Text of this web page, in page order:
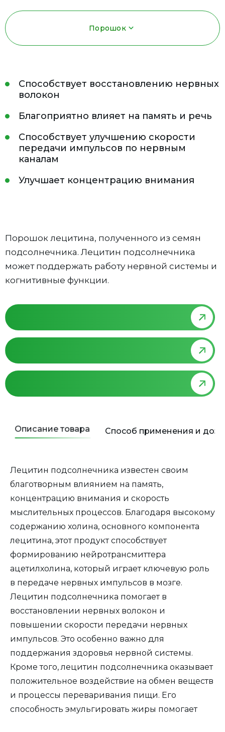
Порошок
Порошок лецитина, полученного из семян
подсолнечника. Лецитин подсолнечника
может поддержать работу нервной системы и
когнитивные функции.
Способствует восстановлению нервных
волокон
Благоприятно влияет на память и речь
Способствует улучшению скорости
передачи импульсов по нервным
каналам
Улучшает концентрацию внимания
Описание товара Способ применения и дозы
Лецитин подсолнечника известен своим
благотворным влиянием на память,
концентрацию внимания и скорость
мыслительных процессов. Благодаря высокому
содержанию холина, основного компонента
лецитина, этот продукт способствует
формированию нейротрансмиттера
ацетилхолина, который играет ключевую роль
в передаче нервных импульсов в мозге.
Лецитин подсолнечника помогает в
восстановлении нервных волокон и
повышении скорости передачи нервных
импульсов. Это особенно важно для
поддержания здоровья нервной системы.
Кроме того, лецитин подсолнечника оказывает
положительное воздействие на обмен веществ
и процессы переваривания пищи. Его
способность эмульгировать жиры помогает